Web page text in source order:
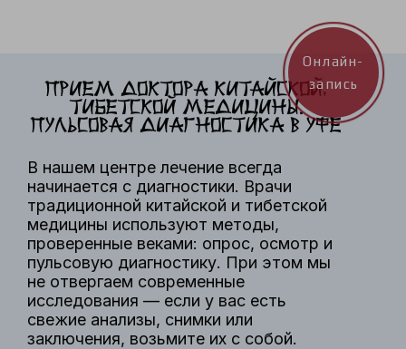
В нашем центре лечение всегда
начинается с диагностики. Врачи
традиционной китайской и тибетской
медицины используют методы,
проверенные веками: опрос, осмотр и
пульсовую диагностику. При этом мы
не отвергаем современные
исследования — если у вас есть
свежие анализы, снимки или
заключения, возьмите их с собой.
Прием доктора китайской,
тибетской медицины.
Пульсовая Диагностика в Уфе
Онлайн-
запись